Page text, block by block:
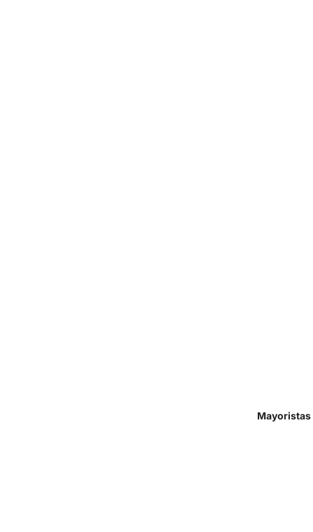
Mayoristas